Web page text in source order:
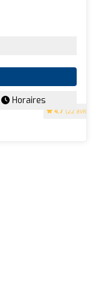
4.7 (22 avis)
Horaires